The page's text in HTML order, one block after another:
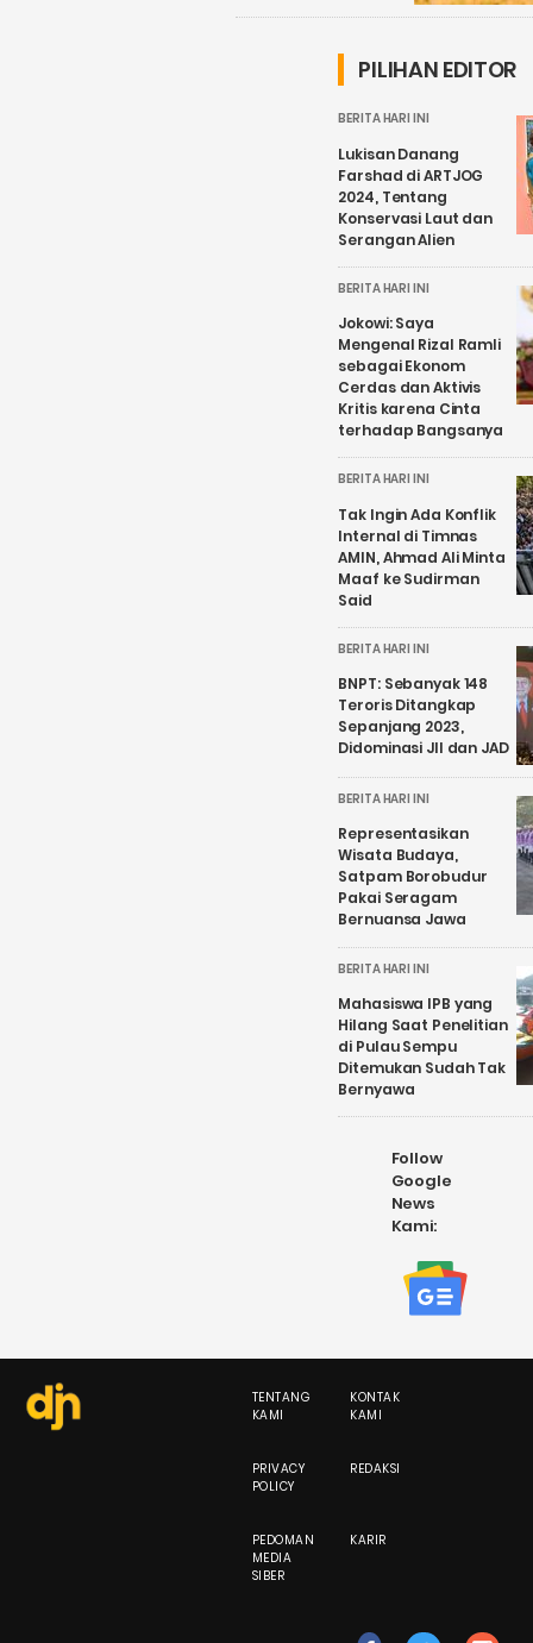
PILIHAN EDITOR
BERITA HARI INI
Lukisan Danang
Farshad di ARTJOG
2024, Tentang
Konservasi Laut dan
Serangan Alien
BERITA HARI INI
Jokowi: Saya
Mengenal Rizal Ramli
sebagai Ekonom
Cerdas dan Aktivis
Kritis karena Cinta
terhadap Bangsanya
BERITA HARI INI
Tak Ingin Ada Konflik
Internal di Timnas
AMIN, Ahmad Ali Minta
Maaf ke Sudirman
Said
BERITA HARI INI
BNPT: Sebanyak 148
Teroris Ditangkap
Sepanjang 2023,
Didominasi JII dan JAD
BERITA HARI INI
Representasikan
Wisata Budaya,
Satpam Borobudur
Pakai Seragam
Bernuansa Jawa
BERITA HARI INI
Mahasiswa IPB yang
Hilang Saat Penelitian
di Pulau Sempu
Ditemukan Sudah Tak
Bernyawa
Follow
Google
News
Kami:
TENTANG
KAMI
KONTAK
KAMI
PRIVACY
POLICY
REDAKSI
PEDOMAN
MEDIA
SIBER
KARIR